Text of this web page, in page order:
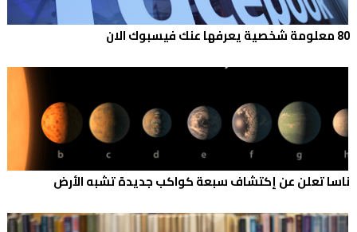
80 معلومة شخصية يعرفها عنك فيسبوك الان
ناسا تعلن عن إكتشاف سبعة كواكب جديدة تشبه الأرض